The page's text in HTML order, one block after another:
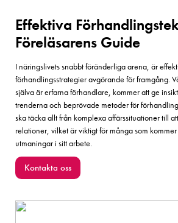
Effektiva
Föreläsarens Guide
I näringslivets snabbt föränderliga arena, är
förhandlingsstrategier avgörande för framgång.
själva är erfarna förhandlare, kommer att ge
trenderna och beprövade metoder för
ska täcka allt från komplexa affärssituationer till
relationer, vilket är viktigt för många som
utmaningar i sitt arbete.
Kontakta oss